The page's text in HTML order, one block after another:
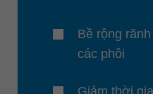
Bề rộng
các phôi
Giảm thời